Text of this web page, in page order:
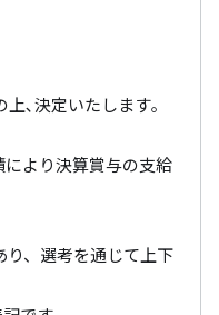
､決定いたします｡
より決算賞与の支給
、選考を通じて上下